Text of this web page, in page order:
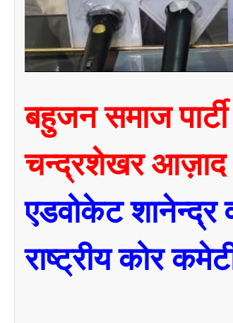
बहुजन समाज
चन्द्रशेखर आज़ाद
एडवोकेट शानेन्द्र
राष्ट्रीय कोर